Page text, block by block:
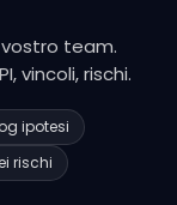
vostro team.
vincoli, rischi.
ipotesi
rischi